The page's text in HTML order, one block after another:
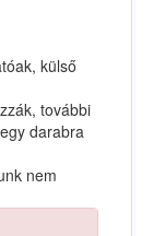
külső
további
darabra
nem